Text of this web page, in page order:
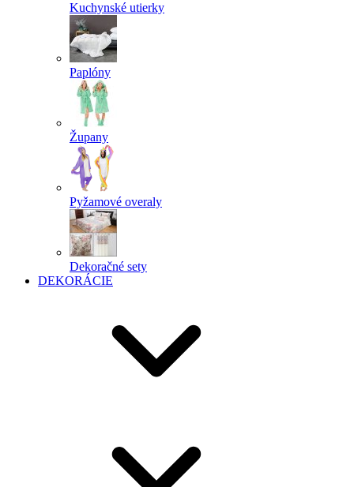
Kuchynské utierky
Paplóny
Župany
Pyžamové overaly
Dekoračné sety
DEKORÁCIE